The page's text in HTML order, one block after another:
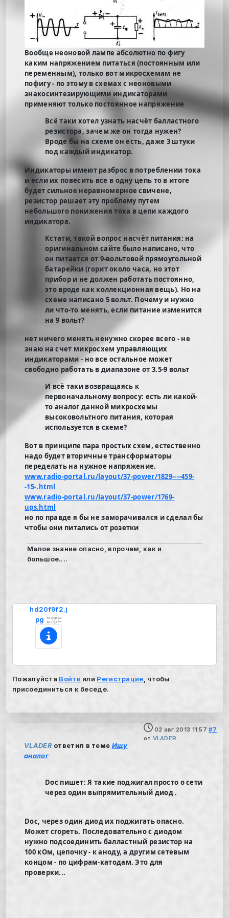
Вообще неоновой лампе абсолютно по фигу
каким напряжением питаться (постоянным или
переменным), только вот микросхемам не
пофигу - по этому в схемах с неоновыми
знакосинтезирующими индикаторами
применяют только постоянное напряжение
Всё таки хотел узнать насчёт балластного
резистора, зачем же он тогда нужен?
Вроде бы на схеме он есть, даже 3 штуки
под каждый индикатор.
Индикаторы имеют разброс в потреблении тока
и если их повесить все в одну цепь то в итоге
будет сильное неравномерное свичене,
резистор решает эту проблему путем
небольшого понижения тока в цепи каждого
индикатора.
Кстати, такой вопрос насчёт питания: на
оригинальном сайте было написано, что
он питается от 9-вольтовой прямоугольной
батарейки (горит около часа, но этот
прибор и не должен работать постоянно,
это вроде как коллекционная вещь). Но на
схеме написано 5 вольт. Почему и нужно
ли что-то менять, если питание изменится
на 9 вольт?
нет ничего менять ненужно скорее всего - не
знаю на счет микросхем управляющих
индикаторами - но все остальное может
свободно работать в диапазоне от 3.5-9 вольт
И всё таки возвращаясь к
первоначальному вопросу: есть ли какой-
то аналог данной микросхемы
высоковольтного питания, которая
используется в схеме?
Вот в принципе пара простых схем, естественно
надо будет вторичные трансформаторы
переделать на нужное напряжение.
www.radio-portal.ru/layout/37-power/1829----459-
-15-.html
www.radio-portal.ru/layout/37-power/1769-
ups.html
но по правде я бы не заморачивался и сделал бы
чтобы они питались от розетки
Малое знание опасно, впрочем, как и
большое....
hd20f9f2.j
pg
Пожалуйста Войти или Регистрация
, чтобы
присоединиться к беседе.
02 авг 2013 11:57 #7
от VLADER
VLADERответил в теме Ищу
аналог
Doc пишет: Я такие поджигал просто о сети
через один выпрямительный диод .
Doc, через один диод их поджигать опасно.
Может сгореть. Последовательно с диодом
нужно подсоединить балластный резистор на
100 кОм, цепочку - к аноду, а другим сетевым
концом - по цифрам-катодам. Это для
проверки...